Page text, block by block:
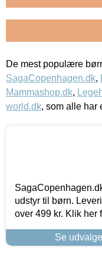
De mest populære
SagaCopenhagen.dk,
Mammashop.dk,
world.dk, som alle har
udstyr til børn.
over 499 kr. Klik her
Se